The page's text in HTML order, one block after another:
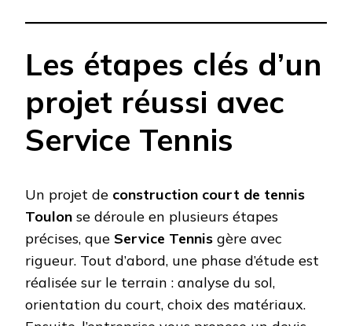
Les étapes clés d’un
projet réussi avec
Service Tennis
Un projet de construction court de tennis
Toulon se déroule en plusieurs étapes
précises, que Service Tennis gère avec
rigueur. Tout d’abord, une phase d’étude est
réalisée sur le terrain : analyse du sol,
orientation du court, choix des matériaux.